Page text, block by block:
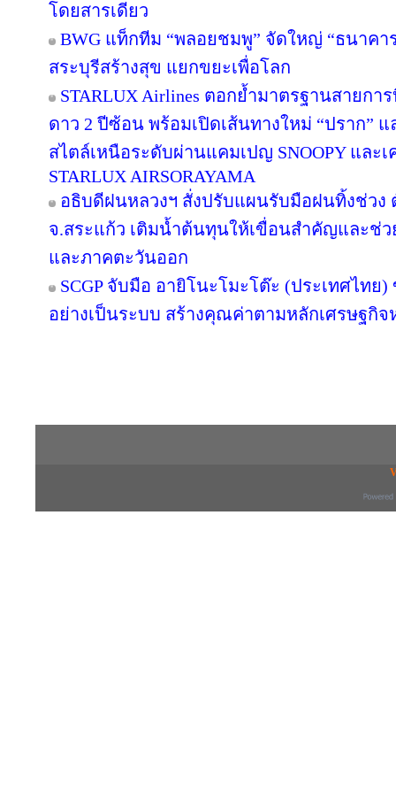
โดยสารเดียว
BWG แท็กทีม “พลอยชมพู” จัดใหญ่ “ธนาคา
สระบุรีสร้างสุข แยกขยะเพื่อโลก
STARLUX Airlines ตอกย้ำมาตรฐานสายกา
ดาว 2 ปีซ้อน พร้อมเปิดเส้นทางใหม่ “ปราก”
สไตล์เหนือระดับผ่านแคมเปญ SNOOPY และ
STARLUX AIRSORAYAMA
อธิบดีฝนหลวงฯ สั่งปรับแผนรับมือฝนทิ้งช่วง
จ.สระแก้ว เติมน้ำต้นทุนให้เขื่อนสำคัญและช่ว
และภาคตะวันออก
SCGP จับมือ อายิโนะโมะโต๊ะ (ประเทศไทย
อย่างเป็นระบบ สร้างคุณค่าตามหลักเศรษฐกิจ